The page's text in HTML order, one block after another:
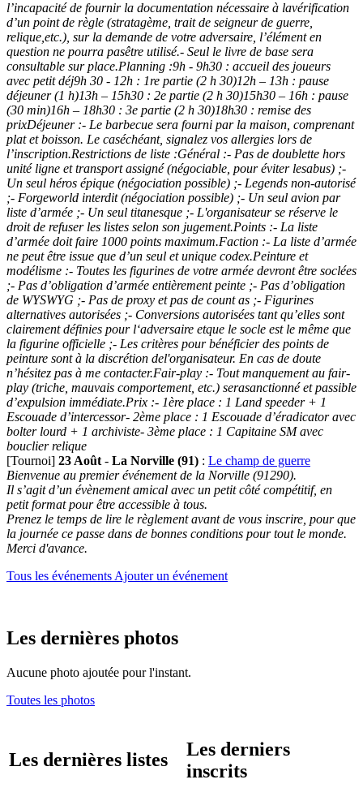
l’incapacité de fournir la documentation nécessaire à lavérification
d’un point de règle (stratagème, trait de seigneur de guerre,
relique,etc.), sur la demande de votre adversaire, l’élément en
question ne pourra pasêtre utilisé.- Seul le livre de base sera
consultable sur place.Planning :9h - 9h30 : accueil des joueurs
avec petit déj9h 30 - 12h : 1re partie (2 h 30)12h – 13h : pause
déjeuner (1 h)13h – 15h30 : 2e partie (2 h 30)15h30 – 16h : pause
(30 min)16h – 18h30 : 3e partie (2 h 30)18h30 : remise des
prixDéjeuner :- Le barbecue sera fourni par la maison, comprenant
plat et boisson. Le caséchéant, signalez vos allergies lors de
l’inscription.Restrictions de liste :Général :- Pas de doublette hors
unité ligne et transport assigné (négociable, pour éviter lesabus) ;-
Un seul héros épique (négociation possible) ;- Legends non-autorisé
;- Forgeworld interdit (négociation possible) ;- Un seul avion par
liste d’armée ;- Un seul titanesque ;- L'organisateur se réserve le
droit de refuser les listes selon son jugement.Points :- La liste
d’armée doit faire 1000 points maximum.Faction :- La liste d’armée
ne peut être issue que d’un seul et unique codex.Peinture et
modélisme :- Toutes les figurines de votre armée devront être soclées
;- Pas d’obligation d’armée entièrement peinte ;- Pas d’obligation
de WYSWYG ;- Pas de proxy et pas de count as ;- Figurines
alternatives autorisées ;- Conversions autorisées tant qu’elles sont
clairement définies pour l‘adversaire etque le socle est le même que
la figurine officielle ;- Les critères pour bénéficier des points de
peinture sont à la discrétion del'organisateur. En cas de doute
n’hésitez pas à me contacter.Fair-play :- Tout manquement au fair-
play (triche, mauvais comportement, etc.) serasanctionné et passible
d’expulsion immédiate.Prix :- 1ère place : 1 Land speeder + 1
Escouade d’intercessor- 2ème place : 1 Escouade d’éradicator avec
bolter lourd + 1 archiviste- 3ème place : 1 Capitaine SM avec
bouclier relique
[Tournoi] 23 Août - La Norville (91) : Le champ de guerre
Bienvenue au premier événement de la Norville (91290).
Il s’agit d’un évènement amical avec un petit côté compétitif, en
petit format pour être accessible à tous.
Prenez le temps de lire le règlement avant de vous inscrire, pour que
la journée ce passe dans de bonnes conditions pour tout le monde.
Merci d'avance.
Tous les événements Ajouter un événement
Les dernières photos
Aucune photo ajoutée pour l'instant.
Toutes les photos
Les dernières listes
Les derniers
inscrits